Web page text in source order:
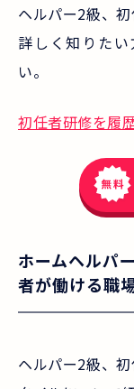
ヘルパー2級、
詳しく知りた
い。
初任者研修を履
ホームヘルパ
者が働ける職
ヘルパー2級、